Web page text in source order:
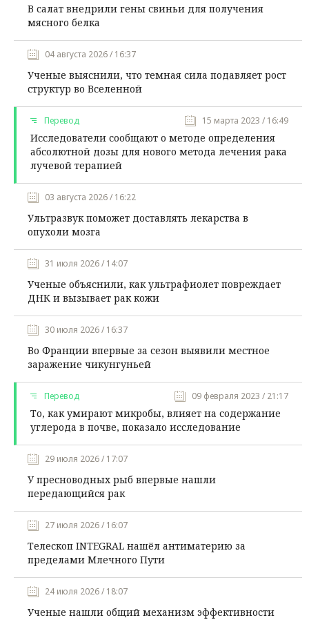
В салат внедрили гены свиньи для получения
мясного белка
04 августа 2026 / 16:37
Ученые выяснили, что темная сила подавляет рост
структур во Вселенной
Перевод 15 марта 2023 / 16:49
Исследователи сообщают о методе определения
абсолютной дозы для нового метода лечения рака
лучевой терапией
03 августа 2026 / 16:22
Ультразвук поможет доставлять лекарства в
опухоли мозга
31 июля 2026 / 14:07
Ученые объяснили, как ультрафиолет повреждает
ДНК и вызывает рак кожи
30 июля 2026 / 16:37
Во Франции впервые за сезон выявили местное
заражение чикунгуньей
Перевод 09 февраля 2023 / 21:17
То, как умирают микробы, влияет на содержание
углерода в почве, показало исследование
29 июля 2026 / 17:07
У пресноводных рыб впервые нашли
передающийся рак
27 июля 2026 / 16:07
Телескоп INTEGRAL нашёл антиматерию за
пределами Млечного Пути
24 июля 2026 / 18:07
Ученые нашли общий механизм эффективности